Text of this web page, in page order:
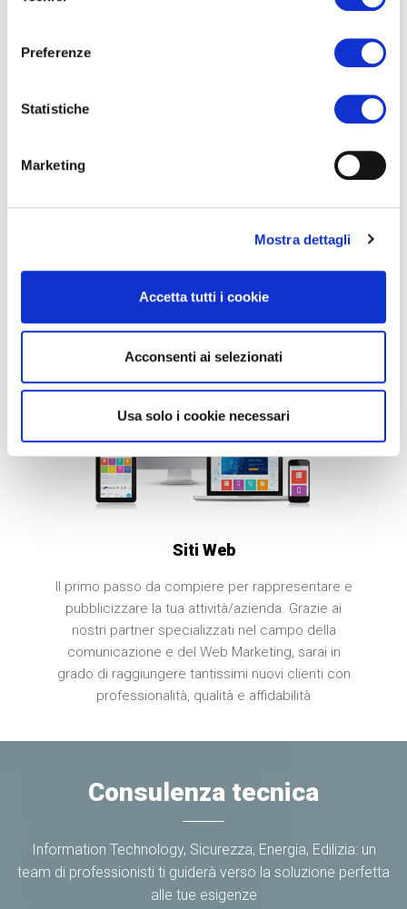
Preferenze
Statistiche
Marketing
Mostra dettagli
Accetta tutti i cookie
Acconsenti ai selezionati
Usa solo i cookie necessari
E-Commerce e Sistemi di Fidelizzazione
possibili clienti. Con noi puoi farlo, attraverso un
sito di vendita online o programma di
tipi di campagne promozionali e Loyalty Programs
Siti Web
Il primo passo da compiere per rappresentare e
pubblicizzare la tua attività/azienda. Grazie ai
nostri partner specializzati nel campo della
comunicazione e del Web Marketing, sarai in
grado di raggiungere tantissimi nuovi clienti con
professionalità, qualità e affidabilità
Consulenza tecnica
Information Technology, Sicurezza, Energia, Edilizia: un
team di professionisti ti guiderà verso la soluzione perfetta
alle tue esigenze